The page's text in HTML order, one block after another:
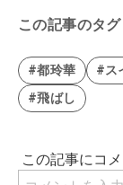
この記事のタグ
#都玲華 #ス
#飛ばし